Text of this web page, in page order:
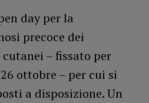
day per la
precoce dei
– fissato per
ottobre – per cui si
a disposizione. Un